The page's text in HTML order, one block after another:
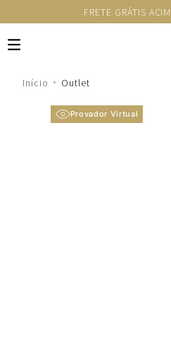
FRETE GRÁTIS
Outlet
Provador Virtual